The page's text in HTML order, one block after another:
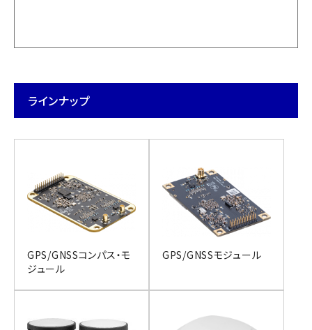
ラインナップ
GPS/GNSSコンパス・モ
ジュール
GPS/GNSSモジュール